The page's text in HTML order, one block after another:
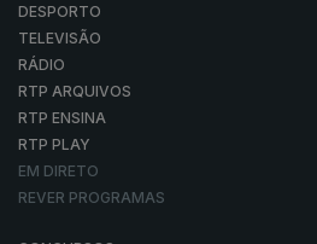
DESPORTO
TELEVISÃO
RÁDIO
RTP ARQUIVOS
RTP ENSINA
RTP PLAY
EM DIRETO
REVER PROGRAMAS